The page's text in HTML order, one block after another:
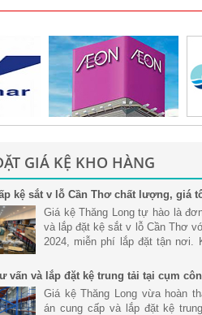
GIÁ KỆ KHO HÀNG
kệ sắt v lỗ Cần Thơ chất lượng, giá
Giá kệ Thăng Long tự hào là
và lắp đặt kệ sắt v lỗ Cần Thơ
2024, miễn phí lắp đặt tận nơi.
vấn và lắp đặt kệ trung tải tại cụm
Đức Hòa Long An
Giá kệ Thăng Long vừa hoàn
án cung cấp và lắp đặt kệ